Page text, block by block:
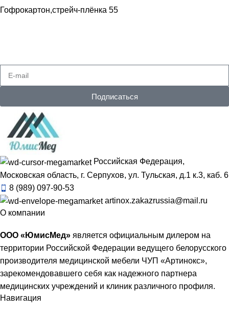
Гофрокартон,стрейч-плёнка 55
Подписаться
Российская Федерация,
Московская область, г. Серпухов, ул. Тульская, д.1 к.3, каб. 6
8 (989) 097-90-53
artinox.zakazrussia@mail.ru
О компании
ООО «ЮмисМед» является официальным дилером на
территории Российской Федерации ведущего белорусского
производителя медицинской мебели ЧУП «Артинокс»,
зарекомендовавшего себя как надежного партнера
медицинских учреждений и клиник различного профиля.
Навигация